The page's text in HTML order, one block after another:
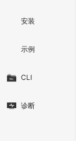
安装
示例
CLI
诊断